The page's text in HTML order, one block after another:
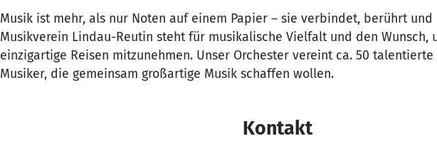
Musik ist mehr, als nur Noten auf einem Papier – sie verbindet, berührt und
Musikverein Lindau-Reutin steht für musikalische Vielfalt und den Wunsch,
einzigartige Reisen mitzunehmen. Unser Orchester vereint ca. 50
Musiker, die gemeinsam großartige Musik schaffen wollen.
Kontakt